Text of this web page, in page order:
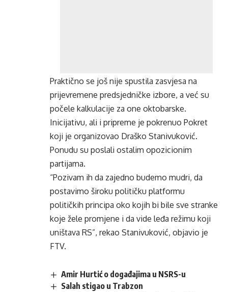
Praktično se još nije spustila zasvjesa na
prijevremene predsjedničke izbore, a već su
počele kalkulacije za one oktobarske.
Inicijativu, ali i pripreme je pokrenuo Pokret
koji je organizovao Draško Stanivuković.
Ponudu su poslali ostalim opozicionim
partijama.
“Pozivam ih da zajedno budemo mudri, da
postavimo široku političku platformu
političkih principa oko kojih bi bile sve stranke
koje žele promjene i da vide leđa režimu koji
uništava RS”, rekao Stanivuković, objavio je
FTV.
Amir Hurtić o događajima u NSRS-u
Salah stigao u Trabzon